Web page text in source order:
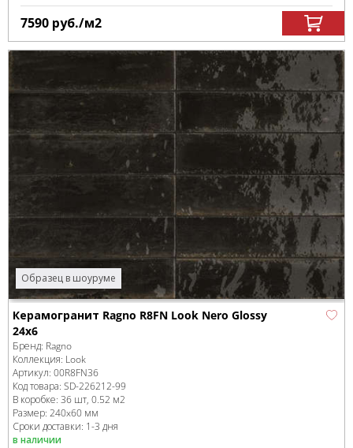
7590 руб./м2
Образец в шоуруме
Керамогранит Ragno R8FN Look Nero Glossy
24x6
Бренд: Ragno
Коллекция: Look
Артикул: 00R8FN36
Код товара: SD-226212-99
В коробке: 36 шт, 0.52 м2
Размер: 240x60 мм
Сроки доставки: 1-3 дня
в наличии